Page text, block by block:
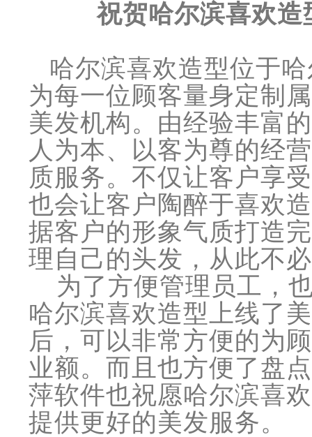
祝贺哈尔滨喜欢
哈尔滨喜欢造型位于
为每一位顾客量身定制
美发机构。由经验丰富
人为本、以客为尊的经
质服务。不仅让客户享
也会让客户陶醉于喜欢
据客户的形象气质打造
理自己的头发，从此不
为了方便管理员工，
哈尔滨喜欢造型上线了
后，可以非常方便的为
业额。而且也方便了盘
萍软件也祝愿哈尔滨喜
提供更好的美发服务。